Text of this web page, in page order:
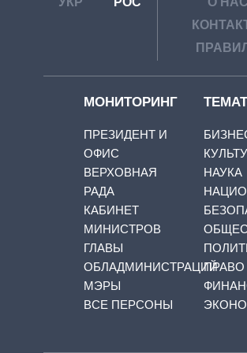
МОНИТОРИНГ
ПРЕЗИДЕНТ И
ОФИС
ВЕРХОВНАЯ
РАДА
КАБИНЕТ
МИНИСТРОВ
ГЛАВЫ
ОБЛАДМИНИСТРАЦИЙ
МЭРЫ
ВСЕ ПЕРСОНЫ
НАУКА
ПРАВО